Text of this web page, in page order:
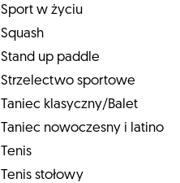
Sport w życiu
Squash
Stand up paddle
Strzelectwo sportowe
Taniec klasyczny/Balet
Taniec nowoczesny i latino
Tenis
Tenis stołowy